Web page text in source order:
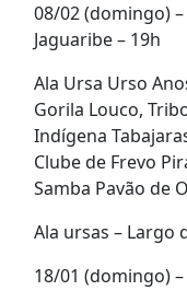
08/02 (domingo)
Jaguaribe – 19h
Ala Ursa Urso
Gorila Louco,
Indígena
Clube de Frevo
Samba Pavão de
Ala ursas – Largo
18/01 (domingo) –